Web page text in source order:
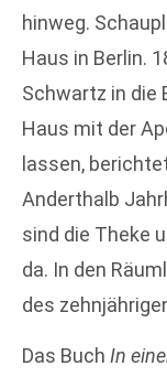
hinweg.
Haus in Berlin.
Schwartz in die
Haus mit der
lassen,
Anderthalb
sind die Theke
da. In den
des
Das Buch In